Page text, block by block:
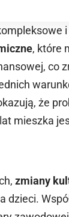
, które
co
że
mieszka
zmiany
dzieci.